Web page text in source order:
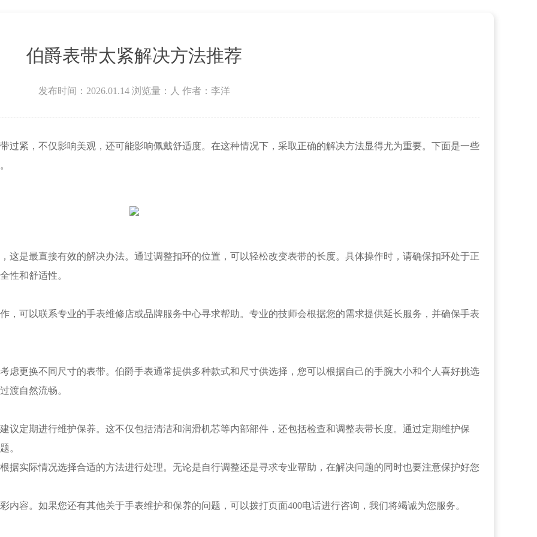
伯爵表带太紧解决方法推荐
发布时间：2026.01.14 浏览量： 人 作者：李洋
，不仅影响美观，还可能影响佩戴舒适度。在这种情况下，采取正确的解决方法显得尤为重要。下面是一些
最直接有效的解决办法。通过调整扣环的位置，可以轻松改变表带的长度。具体操作时，请确保扣环处于正
性和舒适性。
以联系专业的手表维修店或品牌服务中心寻求帮助。专业的技师会根据您的需求提供延长服务，并确保手表
换不同尺寸的表带。伯爵手表通常提供多种款式和尺寸供选择，您可以根据自己的手腕大小和个人喜好挑选
渡自然流畅。
期进行维护保养。这不仅包括清洁和润滑机芯等内部部件，还包括检查和调整表带长度。通过定期维护保
。
际情况选择合适的方法进行处理。无论是自行调整还是寻求专业帮助，在解决问题的同时也要注意保护好您
内容。如果您还有其他关于手表维护和保养的问题，可以拨打页面400电话进行咨询，我们将竭诚为您服务。